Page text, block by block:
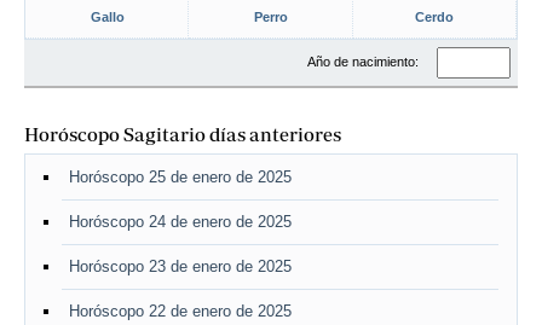
Gallo Perro Cerdo
Año de nacimiento:
Horóscopo Sagitario días anteriores
Horóscopo 25 de enero de 2025
Horóscopo 24 de enero de 2025
Horóscopo 23 de enero de 2025
Horóscopo 22 de enero de 2025